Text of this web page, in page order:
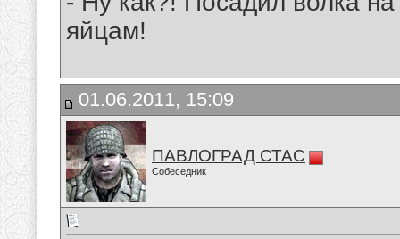
яйцам!
01.06.2011, 15:09
ПАВЛОГРАД СТАС
Собеседник